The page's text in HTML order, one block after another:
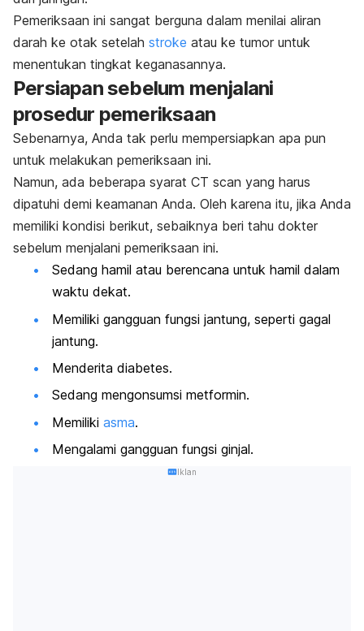
Pemeriksaan ini sangat berguna dalam menilai aliran
darah ke otak setelah stroke atau ke tumor untuk
menentukan tingkat keganasannya.
Persiapan sebelum menjalani
prosedur pemeriksaan
Sebenarnya, Anda tak perlu mempersiapkan apa pun
untuk melakukan pemeriksaan ini.
Namun, ada beberapa syarat CT scan yang harus
dipatuhi demi keamanan Anda. Oleh karena itu, jika Anda
memiliki kondisi berikut, sebaiknya beri tahu dokter
sebelum menjalani pemeriksaan ini.
Sedang hamil atau berencana untuk hamil dalam
waktu dekat.
Memiliki gangguan fungsi jantung, seperti gagal
jantung.
Menderita diabetes.
Sedang mengonsumsi metformin.
Memiliki asma.
Mengalami gangguan fungsi ginjal.
Iklan